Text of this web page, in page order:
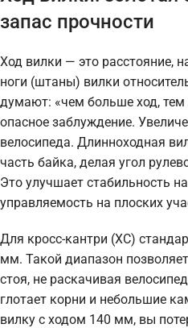
запас прочности
Ход вилки — это расстояние,
ноги (штаны) вилки
думают: «чем больше ход,
опасное заблуждение.
велосипеда. Длинноходная
часть байка, делая угол
Это улучшает стабильность
управляемость на плоских
Для кросс-кантри (XC)
мм. Такой диапазон
стоя, не раскачивая
глотает корни и небольшие
вилку с ходом 140 мм, вы